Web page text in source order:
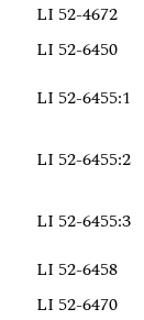
LI 52-4672
LI 52-6450
LI 52-6455:1
LI 52-6455:2
LI 52-6455:3
LI 52-6458
LI 52-6470